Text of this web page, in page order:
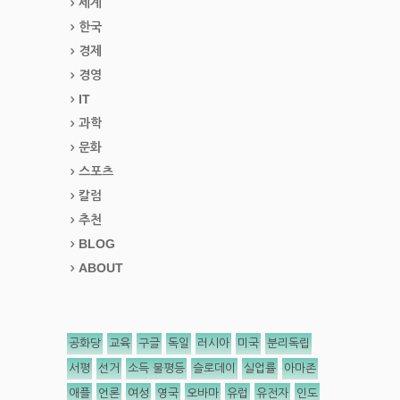
한국
경제
경영
IT
과학
문화
스포츠
칼럼
추천
BLOG
ABOUT
공화당 교육 구글 독일 러시아 미국 분리독립
서평 선거 소득 불평등 슬로데이 실업률 아마존
애플 언론 여성 영국 오바마 유럽 유전자 인도